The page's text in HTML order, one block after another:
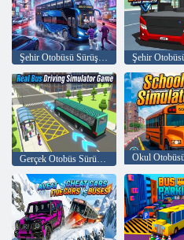
Şehir Otobüsü Sürüş oyunu 2025